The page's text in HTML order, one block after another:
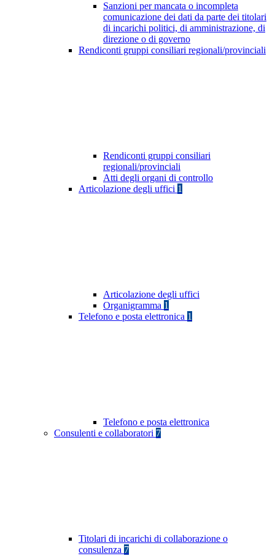
Sanzioni per mancata o incompleta
comunicazione dei dati da parte dei titolari
di incarichi politici, di amministrazione, di
direzione o di governo
Rendiconti gruppi consiliari regionali/provinciali
Rendiconti gruppi consiliari
regionali/provinciali
Atti degli organi di controllo
Articolazione degli uffici 1
Articolazione degli uffici
Organigramma 1
Telefono e posta elettronica 1
Telefono e posta elettronica
Consulenti e collaboratori 7
Titolari di incarichi di collaborazione o
consulenza 7